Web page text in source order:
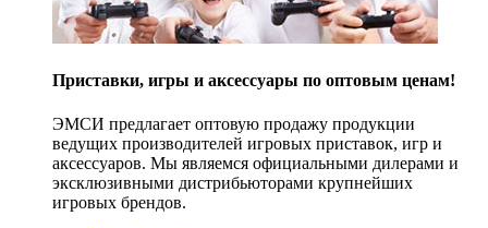
Приставки, игры и аксессуары по оптовым ценам!
ЭМСИ предлагает оптовую продажу продукции
ведущих производителей игровых приставок, игр и
аксессуаров. Мы являемся официальными дилерами и
эксклюзивными дистрибьюторами крупнейших
игровых брендов.